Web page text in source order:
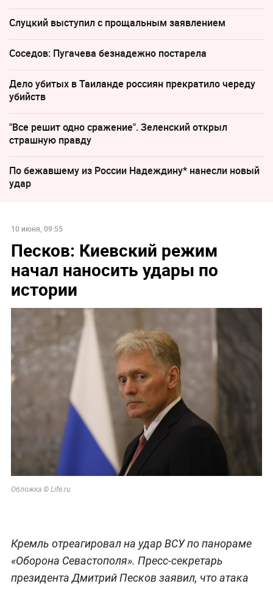
Слуцкий выступил с прощальным заявлением
Соседов: Пугачева безнадежно постарела
Дело убитых в Таиланде россиян прекратило череду
убийств
"Все решит одно сражение". Зеленский открыл
страшную правду
По бежавшему из России Надеждину* нанесли новый
удар
10 июня, 09:55
Песков: Киевский режим
начал наносить удары по
истории
Обложка © Life.ru
Кремль отреагировал на удар ВСУ по панораме
«Оборона Севастополя». Пресс-секретарь
президента Дмитрий Песков заявил, что атака